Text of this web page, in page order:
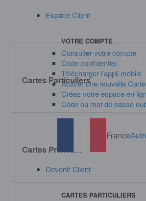
Espace Client
VOTRE COMPTE
Consulter votre compte
Code confidentiel
Télécharger l’appli mobile
Activer une nouvelle Carte
Créez votre espace en
Code ou mot de passe
France
Devenir Client
CARTES PARTICULIERS
Cartes Particuliers
Cartes Premium